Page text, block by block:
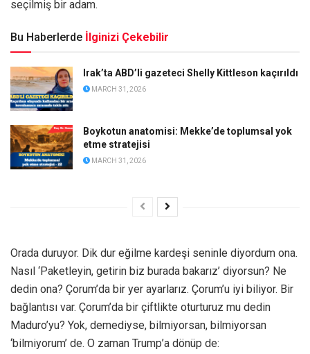
seçilmiş bir adam.
Bu Haberlerde İlginizi Çekebilir
Irak’ta ABD’li gazeteci Shelly Kittleson kaçırıldı
MARCH 31, 2026
Boykotun anatomisi: Mekke’de toplumsal yok
etme stratejisi
MARCH 31, 2026
Orada duruyor. Dik dur eğilme kardeşi seninle diyordum ona.
Nasıl ‘Paketleyin, getirin biz burada bakarız’ diyorsun? Ne
dedin ona? Çorum’da bir yer ayarlarız. Çorum’u iyi biliyor. Bir
bağlantısı var. Çorum’da bir çiftlikte oturturuz mu dedin
Maduro’yu? Yok, demediyse, bilmiyorsan, bilmiyorsan
‘bilmiyorum’ de. O zaman Trump’a dönüp de: